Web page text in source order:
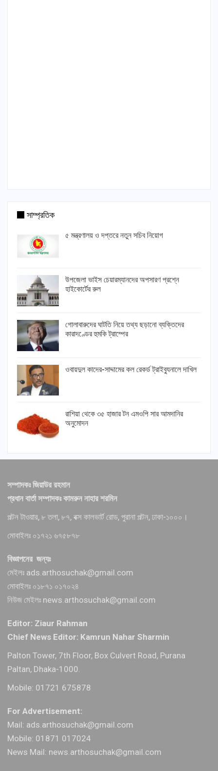
সাম্প্রতিক
৫ মন্ত্রণালয় ও দপ্তরে নতুন সচিব নিয়োগ
উপজেলা ভাইস চেয়ারম্যানদের অপসারণ প্রশ্নে
হাইকোর্টের রুল
গোলাবারুদের ঘাটতি নিয়ে তথ্য ছড়ানো ব্যক্তিদের
কারাদণ্ডের হুমকি ট্রাম্পের
ওবায়দুল কাদের-সাদ্দামের কল রেকর্ড ট্রাইব্যুনালে দাখিল
রাশিয়া থেকে ৩৫ হাজার টন এমওপি সার আমদানির
অনুমোদন
সম্পাদকঃ জিয়াউর রহমান
প্রধান বার্তা সম্পাদকঃ কামরুন নাহার শরমিন
পল্টন টাওয়ার, ৮ তলা, ৮৭, বক্স কালভার্ট রোড, পুরানা পল্টন, ঢাকা-১০০০।
মোবাইলঃ ০১৭২১ ৬৭৫৮৭৮
বিজ্ঞাপনের জন্যঃ
মেইলঃ ads.arthosuchak@gmail.com
মোবাইলঃ ০১৮৭১ ০১৭০২৪
নিউজ মেইলঃ news.arthosuchak@gmail.com
Editor: Ziaur Rahman
Chief News Editor: Kamrun Nahar Sharmin
Palton Tower, 7th Floor, Box Culvert Road, Purana
Paltan, Dhaka-1000.
Mobile: 01721 675878
For Advertisement:
Mail: ads.arthosuchak@gmail.com
Mobile: 01871 017024
News Mail: news.arthosuchak@gmail.com